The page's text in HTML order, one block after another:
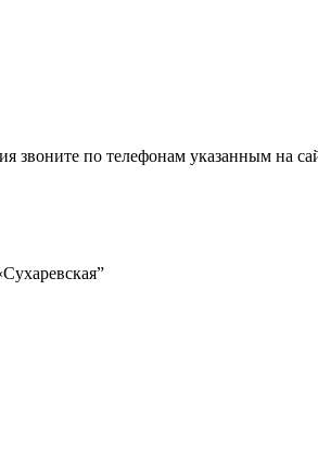
звоните по телефонам указанным на